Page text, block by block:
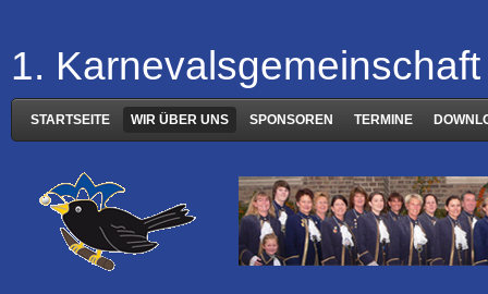
1.
STARTSEITE WIR ÜBER UNS SPONSOREN TERMINE